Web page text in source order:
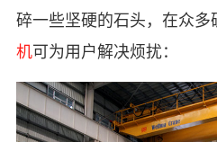
碎一些坚硬的石头，在众多
机可为用户解决烦扰：